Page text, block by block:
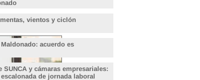
vientos y ciclón
acuerdo es
SUNCA y cámaras empresariales:
de jornada laboral